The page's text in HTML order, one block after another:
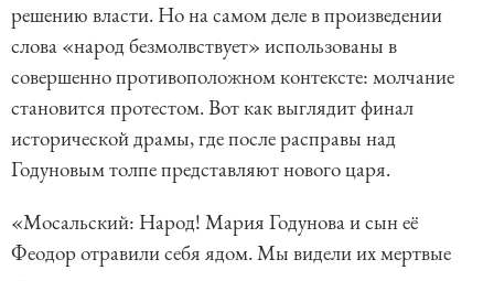
решению власти. Но на самом деле в произведении
слова «народ безмолвствует» использованы в
совершенно противоположном контексте: молчание
становится протестом. Вот как выглядит финал
исторической драмы, где после расправы над
Годуновым толпе представляют нового царя.
«Мосальский: Народ! Мария Годунова и сын её
Феодор отравили себя ядом. Мы видели их мертвые